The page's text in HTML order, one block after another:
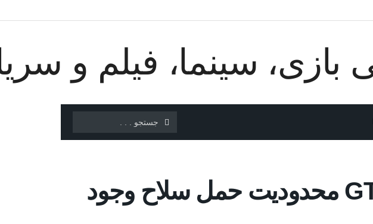
شایعه: در GTA 6 محدودیت حمل سلاح وجود